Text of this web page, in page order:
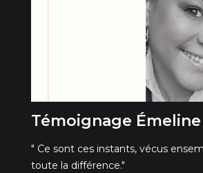
Témoignage Émeline
" Ce sont ces instants, vécus
toute la différence."